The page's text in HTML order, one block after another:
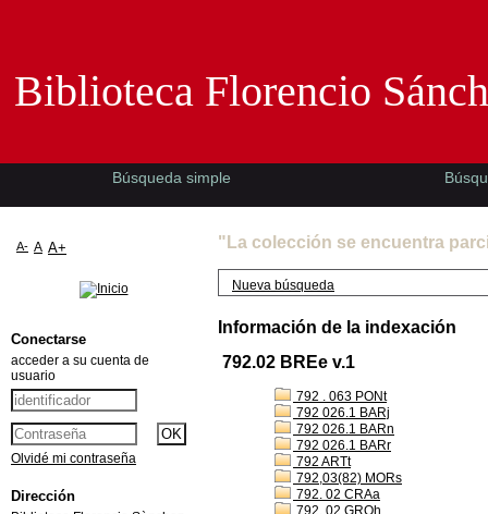
"La colección se encuentra
Nueva búsqueda
Información de la indexación
792.02 BREe v.1
792 . 063 PONt
792 026.1 BARj
792 026.1 BARn
792 026.1 BARr
792 ARTt
792,03(82) MORs
792. 02 CRAa
792. 02 GROh
Biblioteca Florencio
Búsqueda simple
A- A A+
Conectarse
acceder a su cuenta de
usuario
Olvidé mi contraseña
Dirección